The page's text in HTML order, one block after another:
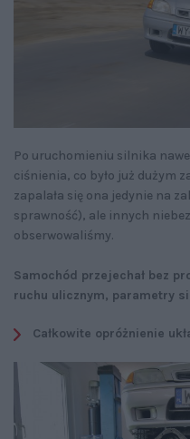
Po uruchomieniu silnika
ciśnienia, co było już dużym
zapalała się ona jedynie na
sprawność), ale innych
obserwowaliśmy.
Samochód przejechał bez
ruchu ulicznym, parametry
Całkowite opróżnienie